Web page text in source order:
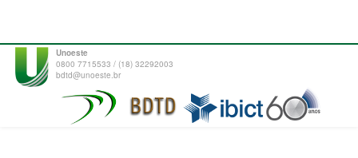
Unoeste
0800 7715533 / (18) 32292003
bdtd@unoeste.br